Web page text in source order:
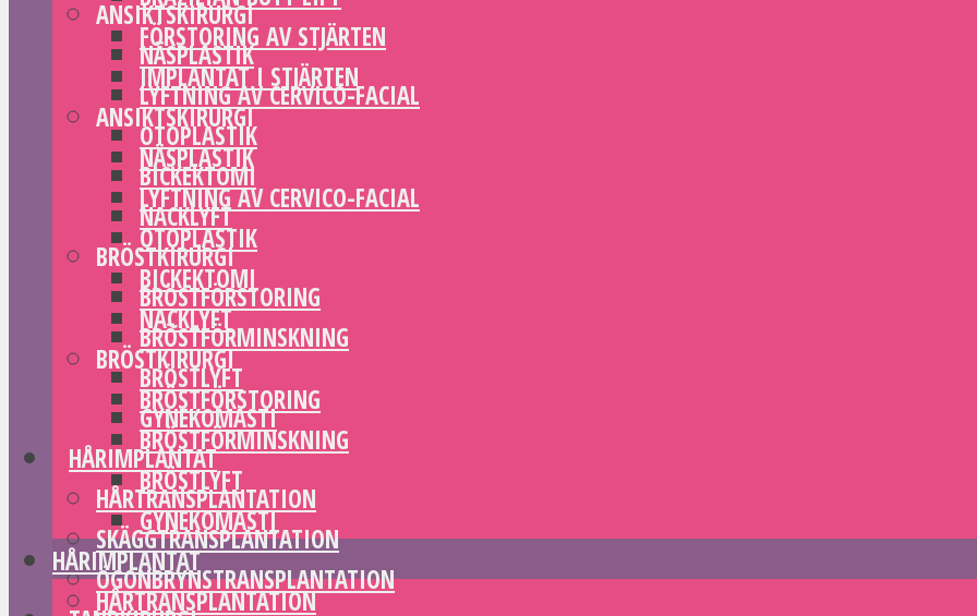
ANSIKTSKIRURGI
NÄSPLASTIK
LYFTNING AV CERVICO-FACIAL
OTOPLASTIK
BICKEKTOMI
NACKLYFT
BRÖSTKIRURGI
BRÖSTFÖRSTORING
BRÖSTFÖRMINSKNING
BRÖSTLYFT
GYNEKOMASTI
HÅRIMPLANTAT
HÅRTRANSPLANTATION
SKÄGGTRANSPLANTATION
ÖGONBRYNSTRANSPLANTATION
FÖRSTORING AV STJÄRTEN
IMPLANTAT I STJÄRTEN
ANSIKTSKIRURGI
NÄSPLASTIK
LYFTNING AV CERVICO-FACIAL
OTOPLASTIK
BICKEKTOMI
NACKLYFT
BRÖSTKIRURGI
BRÖSTFÖRSTORING
BRÖSTFÖRMINSKNING
BRÖSTLYFT
GYNEKOMASTI
HÅRIMPLANTAT
HÅRTRANSPLANTATION